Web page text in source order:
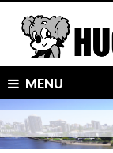
MENU